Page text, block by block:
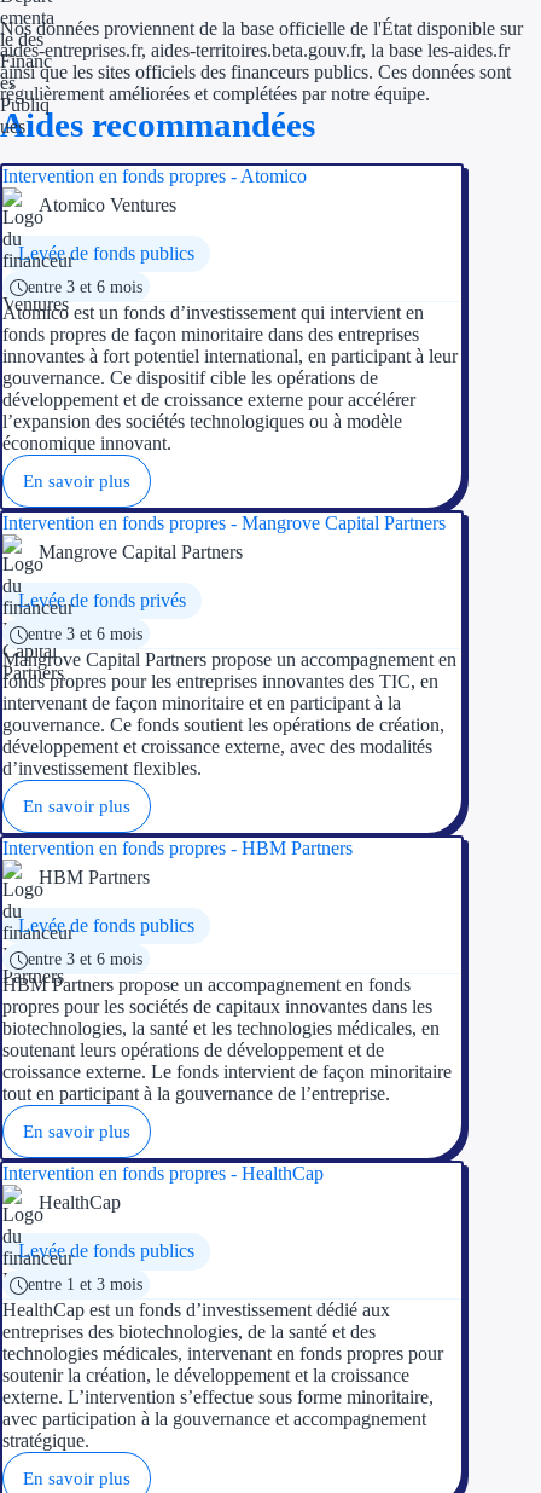
Nos données proviennent de la base officielle de l'État disponible sur
aides-entreprises.fr, aides-territoires.beta.gouv.fr, la base les-aides.fr
ainsi que les sites officiels des financeurs publics. Ces données sont
régulièrement améliorées et complétées par notre équipe.
Aides recommandées
Intervention en fonds propres - Atomico
Atomico Ventures
Levée de fonds publics
entre 3 et 6 mois
Atomico est un fonds d’investissement qui intervient en
fonds propres de façon minoritaire dans des entreprises
innovantes à fort potentiel international, en participant à leur
gouvernance. Ce dispositif cible les opérations de
développement et de croissance externe pour accélérer
l’expansion des sociétés technologiques ou à modèle
économique innovant.
En savoir plus
Intervention en fonds propres - Mangrove Capital Partners
Mangrove Capital Partners
Levée de fonds privés
entre 3 et 6 mois
Mangrove Capital Partners propose un accompagnement en
fonds propres pour les entreprises innovantes des TIC, en
intervenant de façon minoritaire et en participant à la
gouvernance. Ce fonds soutient les opérations de création,
développement et croissance externe, avec des modalités
d’investissement flexibles.
En savoir plus
Intervention en fonds propres - HBM Partners
HBM Partners
Levée de fonds publics
entre 3 et 6 mois
HBM Partners propose un accompagnement en fonds
propres pour les sociétés de capitaux innovantes dans les
biotechnologies, la santé et les technologies médicales, en
soutenant leurs opérations de développement et de
croissance externe. Le fonds intervient de façon minoritaire
tout en participant à la gouvernance de l’entreprise.
En savoir plus
Intervention en fonds propres - HealthCap
HealthCap
Levée de fonds publics
entre 1 et 3 mois
HealthCap est un fonds d’investissement dédié aux
entreprises des biotechnologies, de la santé et des
technologies médicales, intervenant en fonds propres pour
soutenir la création, le développement et la croissance
externe. L’intervention s’effectue sous forme minoritaire,
avec participation à la gouvernance et accompagnement
stratégique.
En savoir plus